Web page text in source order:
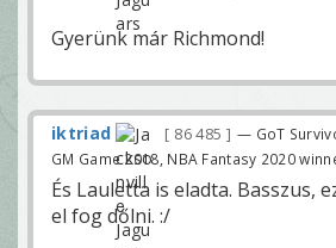
Gyerünk már Richmond!
iktriad 86 485
— GoT
GM Game 2018, NBA Fantasy 2020
És Lauletta is eladta. Basszus,
el fog dőlni. :/